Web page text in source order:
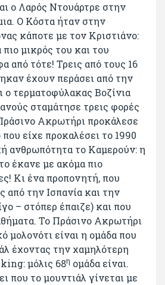
ο Λαρός Ντουάρτρε στην
Ο Κόστα ήταν στην
κάποτε με τον Κριστιάνο:
μικρός του και του
από τότε! Τρεις από τους 16
έχουν περάσει από την
ο τερματοφύλακας Βοζίνια
σταμάτησε τρεις φορές
Ακρωτήρι προκάλεσε
είχε προκαλέσει το 1990
ανθρωπότητα το Καμερούν: η
έκανε με ακόμα πιο
Κι ένα προπονητή, που
από την Ισπανία και την
– στόπερ έπαιζε) και που
Το Πράσινο Ακρωτήρι
μολονότι είναι η ομάδα που
έχοντας την χαμηλότερη
μόλις 68η ομάδα είναι.
που το μουντιάλ γίνεται με